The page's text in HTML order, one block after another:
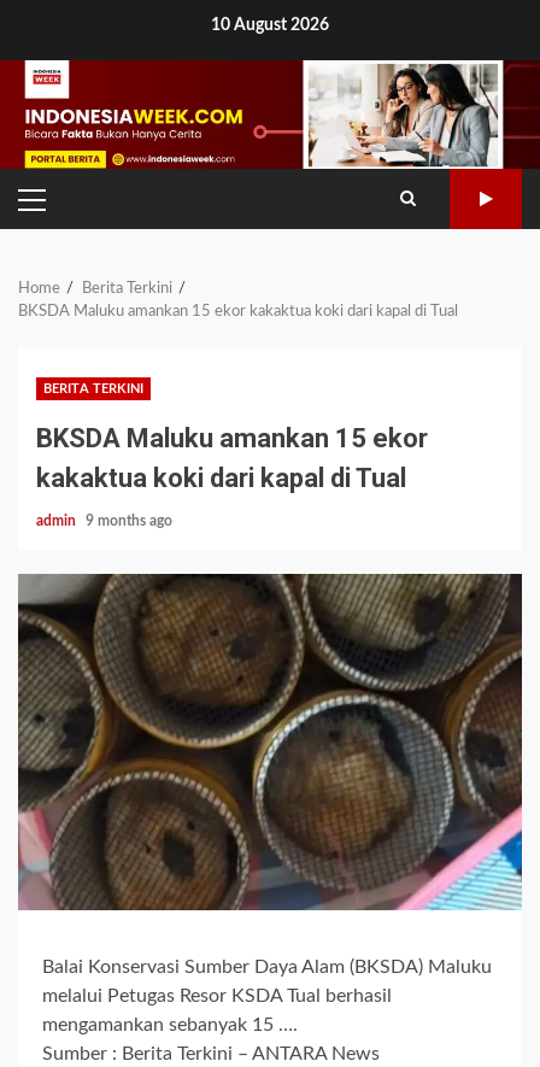
content
10 August 2026
PRIMARY
MENU
Home
Berita Terkini
BKSDA Maluku amankan 15 ekor kakaktua koki dari kapal di Tual
BERITA TERKINI
BKSDA Maluku amankan 15 ekor
kakaktua koki dari kapal di Tual
admin 9 months ago
Balai Konservasi Sumber Daya Alam (BKSDA) Maluku
melalui Petugas Resor KSDA Tual berhasil
mengamankan sebanyak 15 ….
Sumber : Berita Terkini – ANTARA News